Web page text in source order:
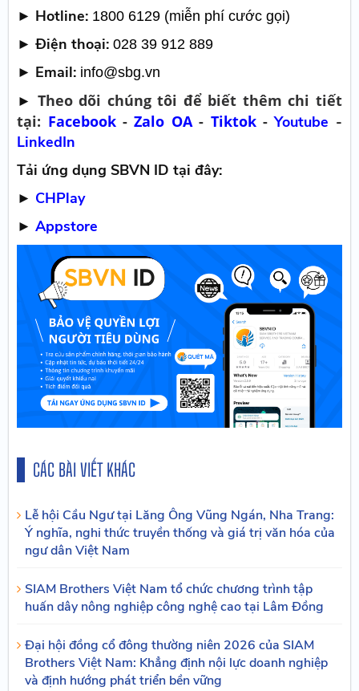
► Hotline: 1800 6129 (miễn phí cước gọi)
► Điện thoại: 028 39 912 889
► Email: info@sbg.vn
► Theo dõi chúng tôi để biết thêm chi tiết
tại: Facebook-Zalo OA- Tiktok- Youtube -
LinkedIn
Tải ứng dụng SBVN ID tại đây:
► CHPlay
►Appstore
CÁC BÀI VIẾT KHÁC
Lễ hội Cầu Ngư tại Lăng Ông Vũng Ngán, Nha Trang:
Ý nghĩa, nghi thức truyền thống và giá trị văn hóa của
ngư dân Việt Nam
SIAM Brothers Việt Nam tổ chức chương trình tập
huấn dây nông nghiệp công nghệ cao tại Lâm Đồng
Đại hội đồng cổ đông thường niên 2026 của SIAM
Brothers Việt Nam: Khẳng định nội lực doanh nghiệp
và định hướng phát triển bền vững